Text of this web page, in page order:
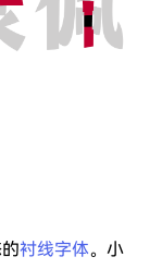
衬线字体。小